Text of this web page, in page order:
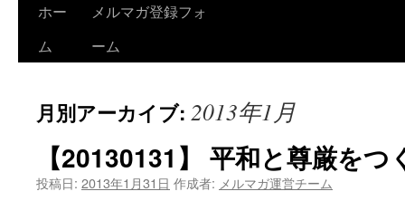
ホー
ム
メルマガ登録フォ
ーム
月別アーカイブ: 2013年1月
【20130131】 平和と尊厳を
投稿日: 2013年1月31日 作成者: メルマガ運営チーム